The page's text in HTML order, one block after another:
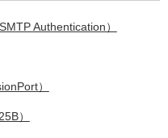
Authentication）
）
）